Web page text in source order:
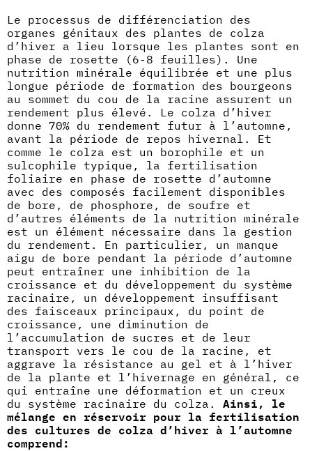
Le processus de différenciation des
organes génitaux des plantes de colza
d’hiver a lieu lorsque les plantes sont en
phase de rosette (6-8 feuilles). Une
nutrition minérale équilibrée et une plus
longue période de formation des bourgeons
au sommet du cou de la racine assurent un
rendement plus élevé. Le colza d’hiver
donne 70% du rendement futur à l’automne,
avant la période de repos hivernal. Et
comme le colza est un borophile et un
sulcophile typique, la fertilisation
foliaire en phase de rosette d’automne
avec des composés facilement disponibles
de bore, de phosphore, de soufre et
d’autres éléments de la nutrition minérale
est un élément nécessaire dans la gestion
du rendement. En particulier, un manque
aigu de bore pendant la période d’automne
peut entraîner une inhibition de la
croissance et du développement du système
racinaire, un développement insuffisant
des faisceaux principaux, du point de
croissance, une diminution de
l’accumulation de sucres et de leur
transport vers le cou de la racine, et
aggrave la résistance au gel et à l’hiver
de la plante et l’hivernage en général, ce
qui entraîne une déformation et un creux
du système racinaire du colza. Ainsi, le
mélange en réservoir pour la fertilisation
des cultures de colza d’hiver à l’automne
comprend: